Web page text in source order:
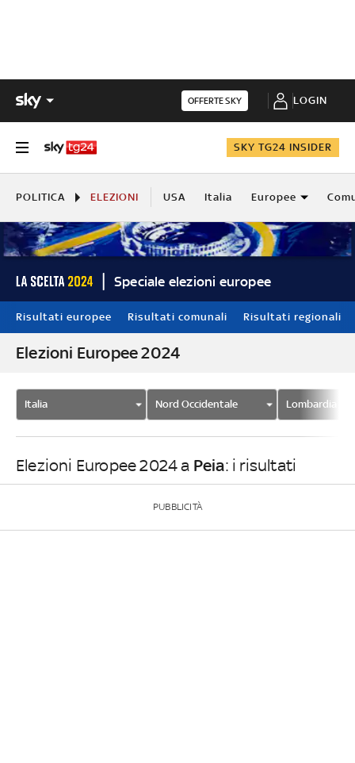
OFFERTE SKY LOGIN
SKY TG24 INSIDER
POLITICA ELEZIONI USA Italia Europee
Speciale elezioni europee
Risultati europee Risultati comunali Risultati regionali
Elezioni Europee 2024
Italia Nord Occidentale Lombardia
Elezioni Europee 2024 a Peia: i risultati
PUBBLICITÀ